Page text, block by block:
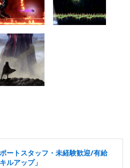
ートスタッフ・未経験歓迎/有給
ルアップ」